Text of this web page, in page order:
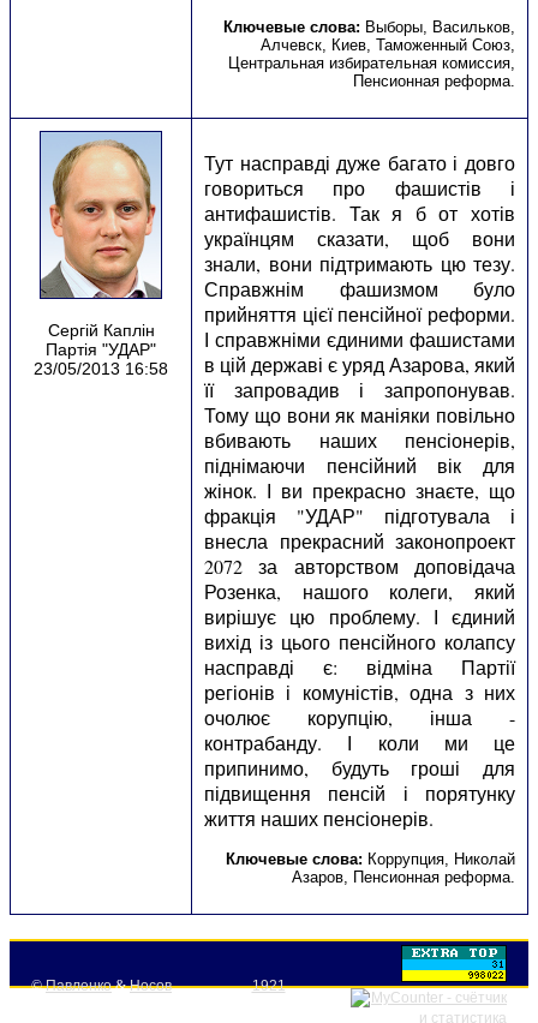
Ключевые слова: Выборы Васильков
Алчевск
Киев Таможенный Союз
Центральная избирательная комиссия
Пенсионная реформа
Сергій Каплін
Партія "УДАР"
23/05/2013 16:58
Тут насправді дуже багато і довго
говориться про фашистів і
антифашистів. Так я б от хотів
українцям сказати, щоб вони
знали, вони підтримають цю тезу.
Справжнім фашизмом було
прийняття цієї пенсійної реформи.
І справжніми єдиними фашистами
в цій державі є уряд Азарова, який
її запровадив і запропонував.
Тому що вони як маніяки повільно
вбивають наших пенсіонерів,
піднімаючи пенсійний вік для
жінок. І ви прекрасно знаєте, що
фракція "УДАР" підготувала і
внесла прекрасний законопроект
2072 за авторством доповідача
Розенка, нашого колеги, який
вирішує цю проблему. І єдиний
вихід із цього пенсійного колапсу
насправді є: відміна Партії
регіонів і комуністів, одна з них
очолює корупцію, інша -
контрабанду. І коли ми це
припинимо, будуть гроші для
підвищення пенсій і порятунку
життя наших пенсіонерів.
Ключевые слова: Коррупция
Николай
Азаров
Пенсионная реформа
©Павленко&Носов 1921